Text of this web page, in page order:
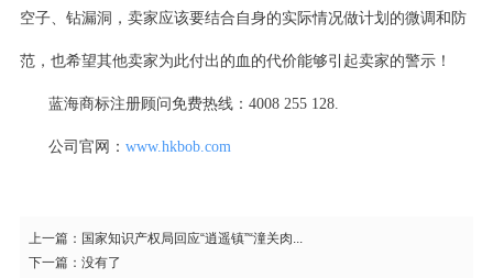
空子、钻漏洞，卖家应该要结合自身的实际情况做计划的微调和防
范，也希望其他卖家为此付出的血的代价能够引起卖家的警示！
蓝海商标注册顾问免费热线：4008 255 128.
公司官网： www.hkbob.com
上一篇： 国家知识产权局回应“逍遥镇”“潼关肉...
下一篇： 没有了